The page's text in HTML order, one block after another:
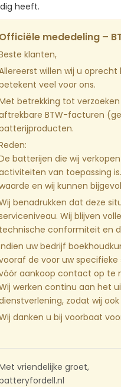
heeft.
Officiële mededeling –
klanten,
willen wij u
veel voor ons.
betrekking tot
BTW-facturen
batterijen die wij
van toepassing
en wij kunnen
benadrukken dat deze
Wij blijven
technische conformiteit en
uw bedrijf
de voor uw
aankoop contact op te
werken continu aan het
zodat wij
danken u bij voorbaat
vriendelijke groet,